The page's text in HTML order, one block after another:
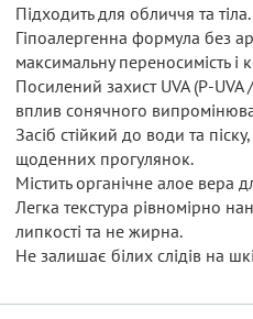
Підходить для обличчя та тіла.
Гіпоалергенна формула без
максимальну переносимість і
Посилений захист UVA (P-
вплив сонячного
Засіб стійкий до води та
щоденних прогулянок.
Містить органічне алое вера
Легка текстура рівномірно
липкості та не жирна.
Не залишає білих слідів на